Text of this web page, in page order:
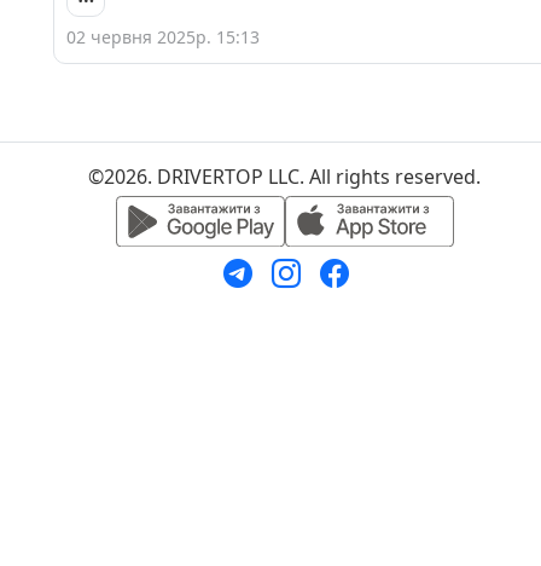
02 червня 2025р. 15:13
©2026. DRIVERTOP LLC. All rights reserved.